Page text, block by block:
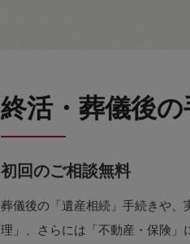
終活・葬儀後の
初回のご相談無料
葬儀後の「遺産相続」手続きや、
理」、さらには「不動産・保険」